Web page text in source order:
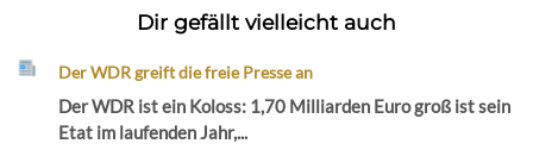
Dir gefällt vielleicht auch
Der WDR greift die freie Presse an
Der WDR ist ein Koloss: 1,70 Milliarden Euro groß ist sein
Etat im laufenden Jahr,...